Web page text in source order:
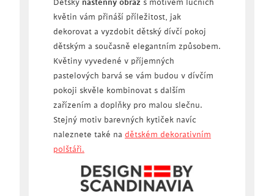
Dětský nástěnný obraz s motivem lučních
květin vám přináší příležitost, jak
dekorovat a vyzdobit dětský dívčí pokoj
dětským a současně elegantním způsobem.
Květiny vyvedené v příjemných
pastelových barvá se vám budou v dívčím
pokoji skvěle kombinovat s dalším
zařízením a doplňky pro malou slečnu.
Stejný motiv barevných kytiček navíc
naleznete také na dětském dekorativním
polštáři.